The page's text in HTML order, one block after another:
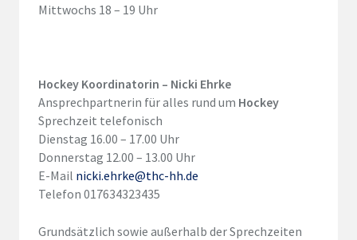
Mittwochs 18 – 19 Uhr
Hockey Koordinatorin – Nicki Ehrke
Ansprechpartnerin für alles rund um Hockey
Sprechzeit telefonisch
Dienstag 16.00 – 17.00 Uhr
Donnerstag 12.00 – 13.00 Uhr
E-Mail nicki.ehrke@thc-hh.de
Telefon 017634323435
Grundsätzlich sowie außerhalb der Sprechzeiten